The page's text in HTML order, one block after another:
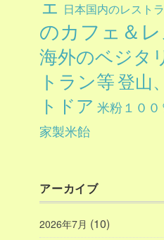
日本国内のレスト
のカフェ＆
海外のベジタ
トラン等登山
トドア 米粉１０
家製米飴
アーカイブ
2026年7月 (10)